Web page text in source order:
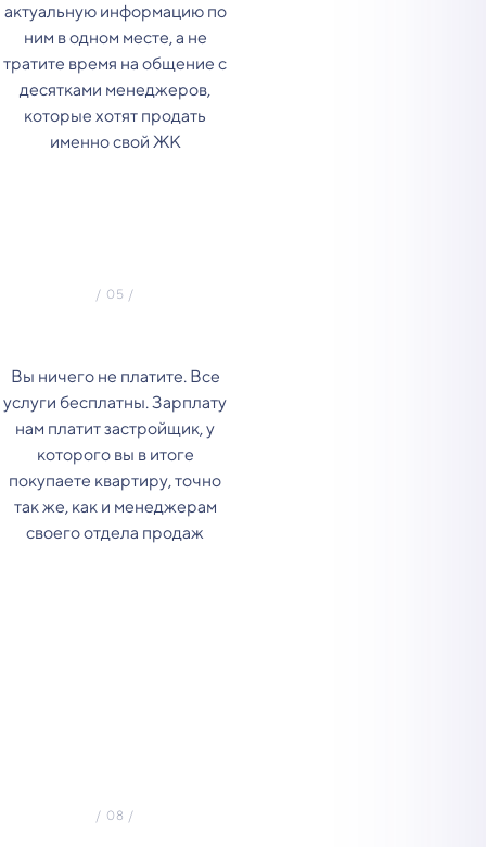
актуальную информацию по
ним в одном месте, а не
тратите время на общение с
десятками менеджеров,
которые хотят продать
именно свой ЖК
Вы ничего не платите. Все
услуги бесплатны. Зарплату
нам платит застройщик, у
которого вы в итоге
покупаете квартиру, точно
так же, как и менеджерам
своего отдела продаж